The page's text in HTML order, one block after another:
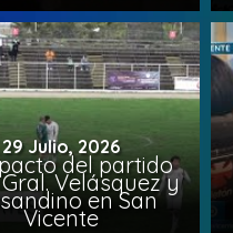
29 Julio, 2026
del partido
Velásquez y
en San
Vicente